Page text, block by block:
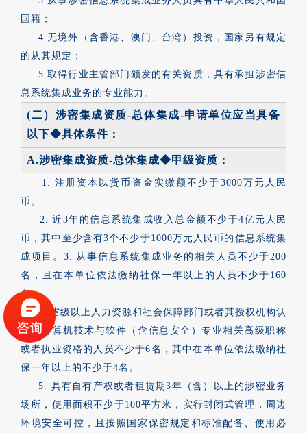
国籍；
4.无境外（含香港、澳门、台湾）投资，国家另有规定
的从其规定；
5.取得行业主管部门颁发的有关资质，具有承担涉密信
息系统集成业务的专业能力。
(二）涉密集成资质-总体集成-申请单位应当具备
以下◆具体条件：
A.涉密集成资质-总体集成◆甲级资质：
1. 注册资本以货币资金实缴额不少于3000万元人民
币。
2. 近3年的信息系统集成收入总金额不少于4亿元人民
币，其中至少含有3个不少于1000万元人民币的信息系统集
成项目。3. 从事信息系统集成业务的相关人员不少于200
名，且在本单位依法缴纳社保一年以上的人员不少于160
名。
4. 省级以上人力资源和社会保障部门或者其授权机构认
可的计算机技术与软件（含信息安全）专业相关高级职称
或者执业资格的人员不少于6名，其中在本单位依法缴纳社
保一年以上的不少于4名。
5. 具有自有产权或者租赁期3年（含）以上的涉密业务
场所，使用面积不少于100平方米，实行封闭式管理，周边
环境安全可控，且按照国家保密规定和标准配备、使用必